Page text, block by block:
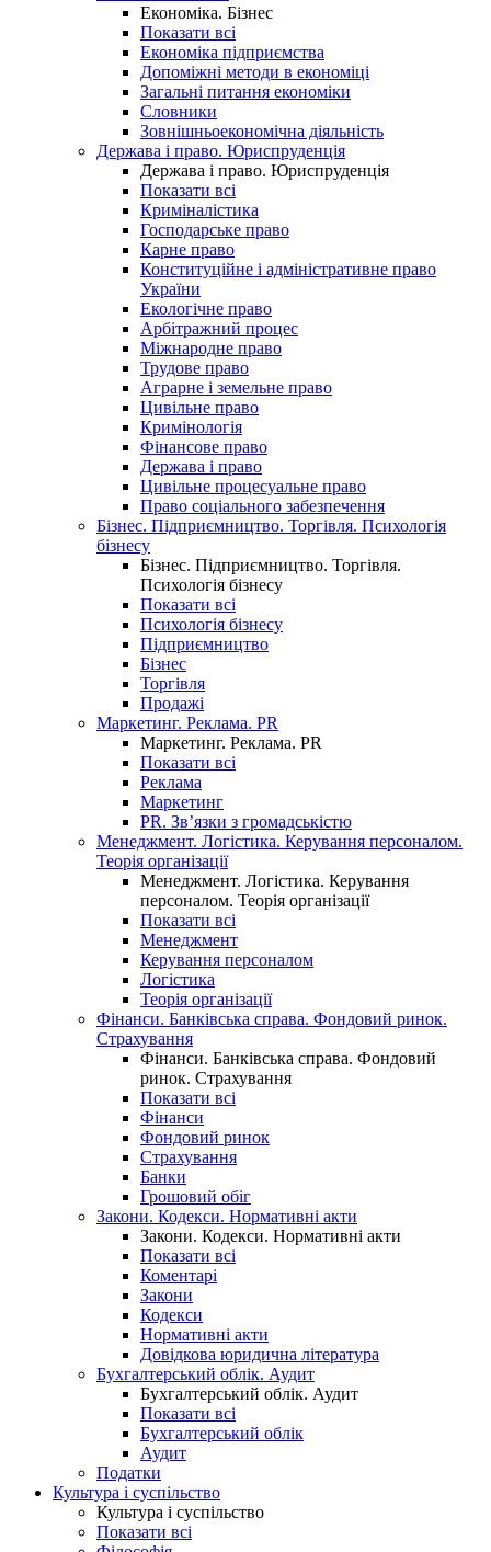
Економіка. Бізнес
Показати всі
Економіка підприємства
Допоміжні методи в економіці
Загальні питання економіки
Словники
Зовнішньоекономічна діяльність
Держава і право. Юриспруденція
Держава і право. Юриспруденція
Показати всі
Криміналістика
Господарське право
Карне право
Конституційне і адміністративне право
України
Екологічне право
Арбітражний процес
Міжнародне право
Трудове право
Аграрне і земельне право
Цивільне право
Кримінологія
Фінансове право
Держава і право
Цивільне процесуальне право
Право соціального забезпечення
Бізнес. Підприємництво. Торгівля. Психологія
бізнесу
Бізнес. Підприємництво. Торгівля.
Психологія бізнесу
Показати всі
Психологія бізнесу
Підприємництво
Бізнес
Торгівля
Продажі
Маркетинг. Реклама. PR
Маркетинг. Реклама. PR
Показати всі
Реклама
Маркетинг
PR. Зв’язки з громадськістю
Менеджмент. Логістика. Керування персоналом.
Теорія організації
Менеджмент. Логістика. Керування
персоналом. Теорія організації
Показати всі
Менеджмент
Керування персоналом
Логістика
Теорія організації
Фінанси. Банківська справа. Фондовий ринок.
Страхування
Фінанси. Банківська справа. Фондовий
ринок. Страхування
Показати всі
Фінанси
Фондовий ринок
Страхування
Банки
Грошовий обіг
Закони. Кодекси. Нормативні акти
Закони. Кодекси. Нормативні акти
Показати всі
Коментарі
Закони
Кодекси
Нормативні акти
Довідкова юридична література
Бухгалтерський облік. Аудит
Бухгалтерський облік. Аудит
Показати всі
Бухгалтерський облік
Аудит
Податки
Культура і суспільство
Культура і суспільство
Показати всі